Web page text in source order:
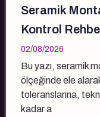
Seramik
Kontrol
02/08/2026
Bu yazı, seramik
ölçeğinde ele
toleranslarına,
kadar a